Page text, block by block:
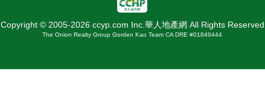
Copyright © 2005-2026 ccyp.com Inc.華人地產網 All Rights Reserved
The Onion Realty Group Gorden Kao Team CA DRE #01849444